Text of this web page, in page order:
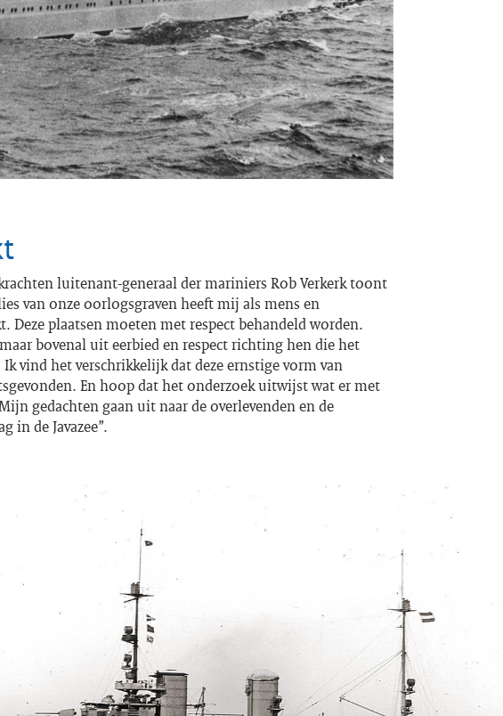
luitenant-generaal der mariniers Rob Verkerk toont
van onze oorlogsgraven heeft mij als mens en
Deze plaatsen moeten met respect behandeld worden.
bovenal uit eerbied en respect richting hen die het
vind het verschrikkelijk dat deze ernstige vorm van
En hoop dat het onderzoek uitwijst wat er met
gedachten gaan uit naar de overlevenden en de
in de Javazee”.